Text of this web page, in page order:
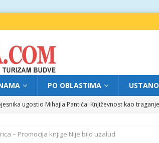
PO OBLASTIMA
ugostio Mihajla Pantića: Književnost kao
programa XL festivala „Grad teatar“ za petak, 7. avgust
– Promocija knjige Nije bilo uzalud